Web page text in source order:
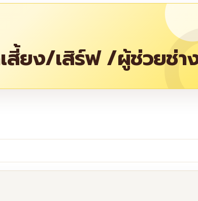
สี้ยง/เสิร์ฟ /ผู้ช่วยช่า